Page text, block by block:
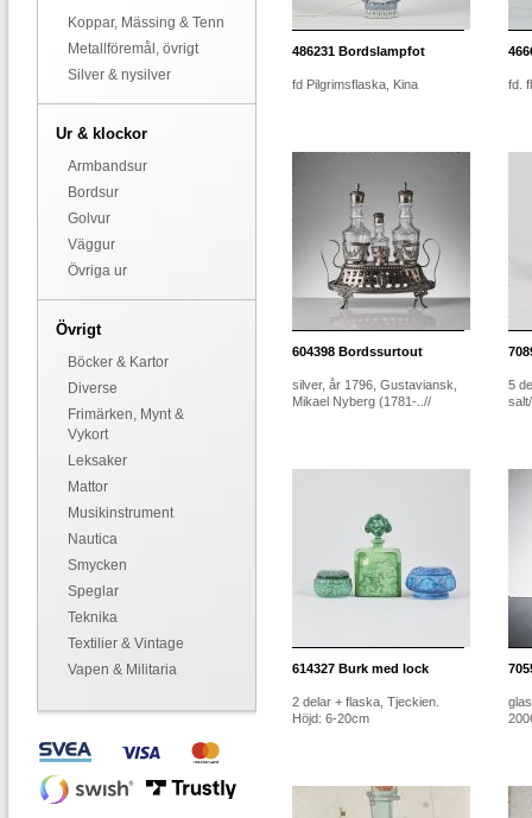
Koppar, Mässing & Tenn
Metallföremål, övrigt
Silver & nysilver
Ur & klockor
Armbandsur
Bordsur
Golvur
Väggur
Övriga ur
Övrigt
Böcker & Kartor
Diverse
Frimärken, Mynt &
Vykort
Leksaker
Mattor
Musikinstrument
Nautica
Smycken
Speglar
Teknika
Textilier & Vintage
Vapen & Militaria
486231 Bordslampfot
fd Pilgrimsflaska, Kina fd.
604398 Bordssurtout
silver, år 1796, Gustaviansk,
Mikael Nyberg (1781-..//
5
614327 Burk med lock
2 delar + flaska, Tjeckien.
Höjd: 6-20cm